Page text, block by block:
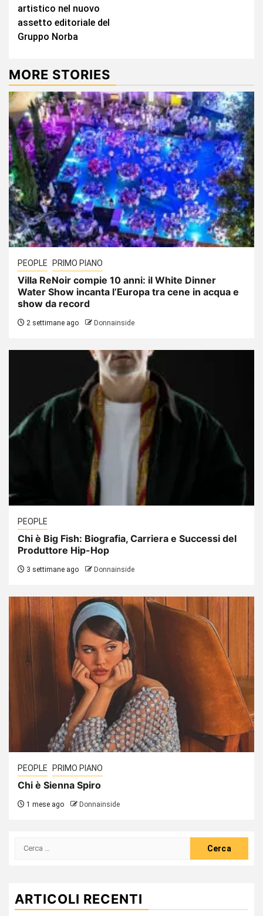
artistico nel nuovo
assetto editoriale del
Gruppo Norba
MORE STORIES
PEOPLE PRIMO PIANO
Villa ReNoir compie 10 anni: il White Dinner
Water Show incanta l’Europa tra cene in acqua e
show da record
2 settimane ago Donnainside
PEOPLE
Chi è Big Fish: Biografia, Carriera e Successi del
Produttore Hip-Hop
3 settimane ago Donnainside
PEOPLE PRIMO PIANO
Chi è Sienna Spiro
1 mese ago Donnainside
Ricerca
ARTICOLI RECENTI